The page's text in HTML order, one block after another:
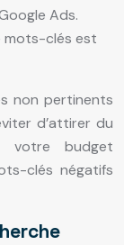
Ads.
mots-clés est
non pertinents
d’attirer du
votre budget
clés négatifs